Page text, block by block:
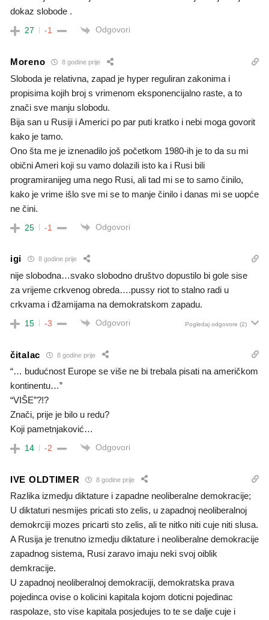
dokaz slobode .
27 -1 Odgovori
Moreno 8 godine prije
Sloboda je relativna, zapad je hyper reguliran zakonima i
propisima kojih broj s vrimenom eksponencijalno raste, a to
znači sve manju slobodu.
Bija san u Rusiji i Americi po par puti kratko i nebi moga govorit
kako je tamo.
Ono šta me je iznenadilo još početkom 1980-ih je to da su mi
obični Ameri koji su vamo dolazili isto ka i Rusi bili
programiranijeg uma nego Rusi, ali tad mi se to samo činilo,
kako je vrime išlo sve mi se to manje činilo i danas mi se uopće
ne čini.
25 -1 Odgovori
igi 8 godine prije
nije slobodna…svako slobodno društvo dopustilo bi gole sise
za vrijeme crkvenog obreda….pussy riot to stalno radi u
crkvama i đžamijama na demokratskom zapadu.
15 -3 Odgovori Pogledaj odgovore (2)
čitalac 8 godine prije
“… budućnost Europe se više ne bi trebala pisati na američkom
kontinentu…”
“VIŠE”?!?
Znači, prije je bilo u redu?
Koji pametnjaković…
14 -2 Odgovori
IVE OLDTIMER 8 godine prije
Razlika izmedju diktature i zapadne neoliberalne demokracije;
U diktaturi nesmijes pricati sto zelis, u zapadnoj neoliberalnoj
demokrciji mozes pricarti sto zelis, ali te nitko niti cuje niti slusa.
A Rusija je trenutno izmedju diktature i neoliberalne demokracije
zapadnog sistema, Rusi zaravo imaju neki svoj oiblik
demkracije.
U zapadnoj neoliberalnoj demokraciji, demokratska prava
pojedinca ovise o kolicini kapitala kojom doticni pojedinac
raspolaze, sto vise kapitala posjedujes to te se dalje cuje i